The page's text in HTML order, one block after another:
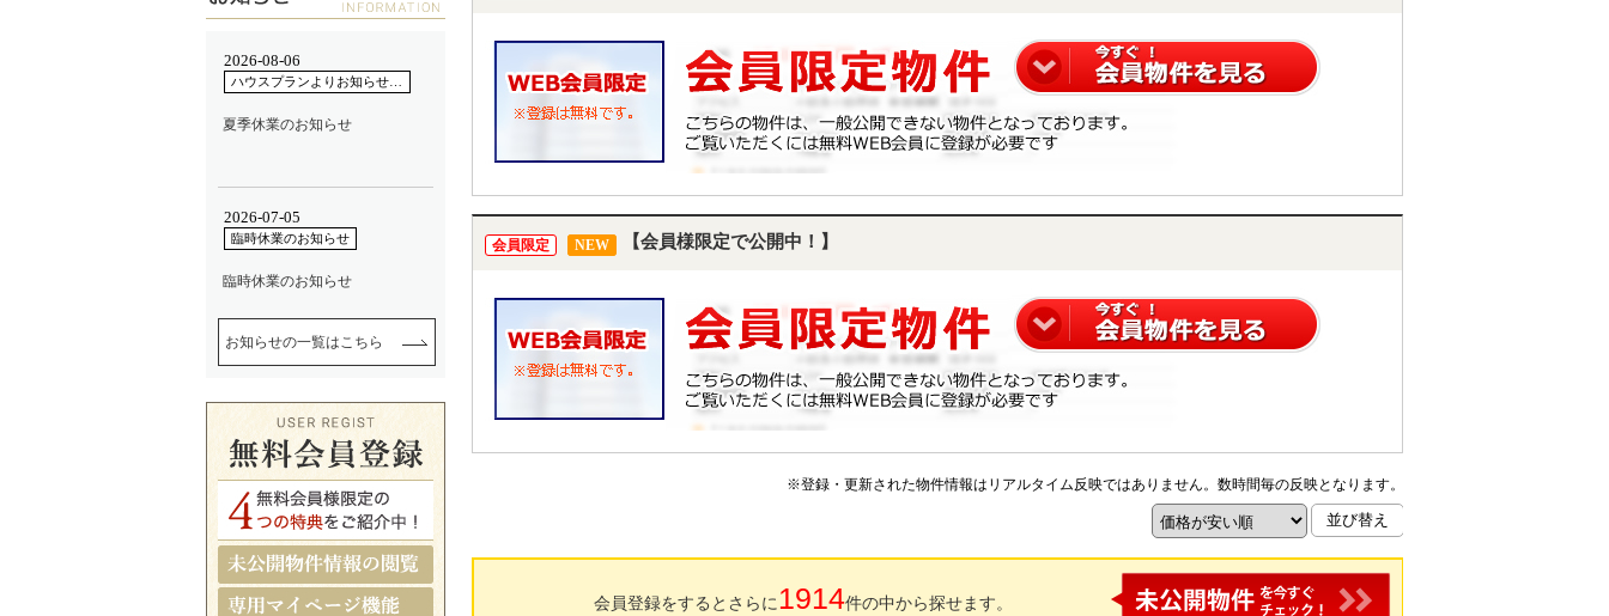
会員限定 NEW 【会員様限定で公開中！】
※登録・更新された物件情報はリアルタイム反映ではありません。数時間毎の反映となります。
会員登録をするとさらに 1914件の中から探せます。
お知らせの一覧はこちら